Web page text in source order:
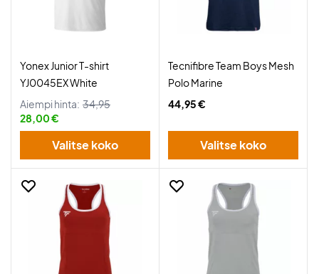
Yonex Junior T-shirt
YJ0045EX White
Aiempi hinta: 34,95
28,00 €
Valitse koko
Tecnifibre Team Boys Mesh
Polo Marine
44,95 €
Valitse koko